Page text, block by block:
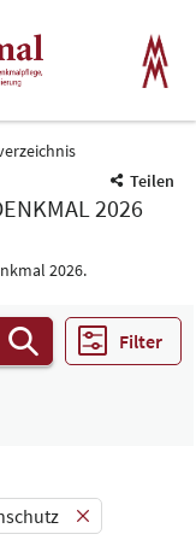
Teilen
2026
2026.
Filter